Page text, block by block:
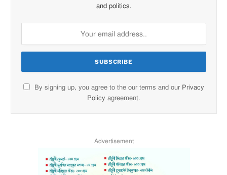
and politics.
By signing up, you agree to the our terms and our Privacy
Policy agreement.
Advertisement